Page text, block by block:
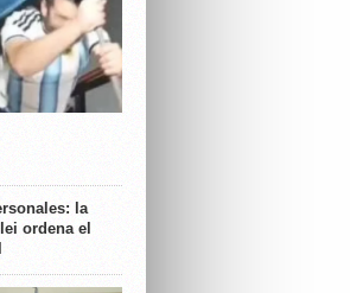
la
ordena el